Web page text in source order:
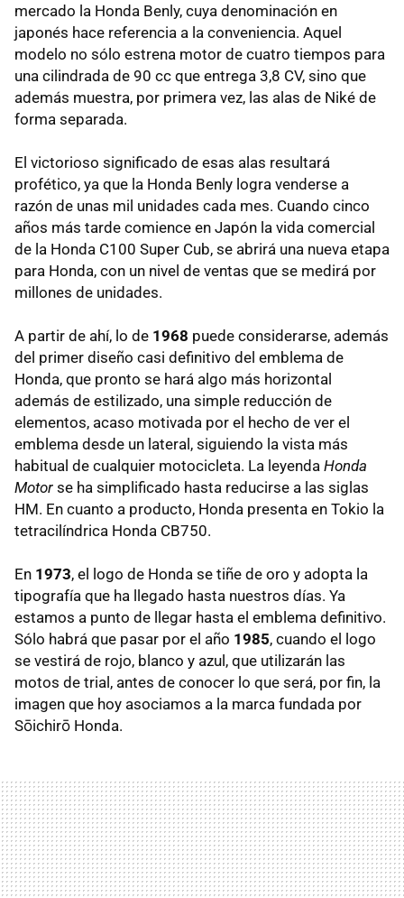
mercado la Honda Benly, cuya denominación en
japonés hace referencia a la conveniencia. Aquel
modelo no sólo estrena motor de cuatro tiempos para
una cilindrada de 90 cc que entrega 3,8 CV, sino que
además muestra, por primera vez, las alas de Niké de
forma separada.
El victorioso significado de esas alas resultará
profético, ya que la Honda Benly logra venderse a
razón de unas mil unidades cada mes. Cuando cinco
años más tarde comience en Japón la vida comercial
de la Honda C100 Super Cub, se abrirá una nueva etapa
para Honda, con un nivel de ventas que se medirá por
millones de unidades.
A partir de ahí, lo de 1968 puede considerarse, además
del primer diseño casi definitivo del emblema de
Honda, que pronto se hará algo más horizontal
además de estilizado, una simple reducción de
elementos, acaso motivada por el hecho de ver el
emblema desde un lateral, siguiendo la vista más
habitual de cualquier motocicleta. La leyenda Honda
Motor se ha simplificado hasta reducirse a las siglas
HM. En cuanto a producto, Honda presenta en Tokio la
tetracilíndrica Honda CB750.
En 1973, el logo de Honda se tiñe de oro y adopta la
tipografía que ha llegado hasta nuestros días. Ya
estamos a punto de llegar hasta el emblema definitivo.
Sólo habrá que pasar por el año 1985, cuando el logo
se vestirá de rojo, blanco y azul, que utilizarán las
motos de trial, antes de conocer lo que será, por fin, la
imagen que hoy asociamos a la marca fundada por
Sōichirō Honda.